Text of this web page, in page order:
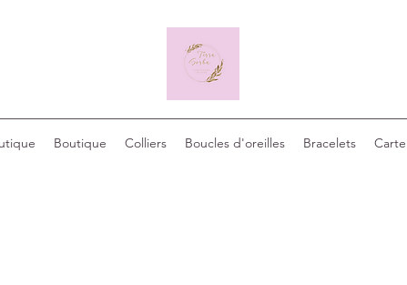
Boutique Colliers Boucles d'oreilles Bracelets